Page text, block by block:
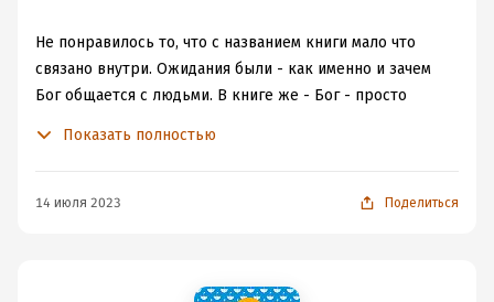
Не понравилось то, что с названием книги мало что
связано внутри. Ожидания были - как именно и зачем
Бог общается с людьми. В книге же - Бог - просто
По итогу - реклама курсов и личных проектов. В целом,
Показать полностью
14 июля 2023 Поделиться